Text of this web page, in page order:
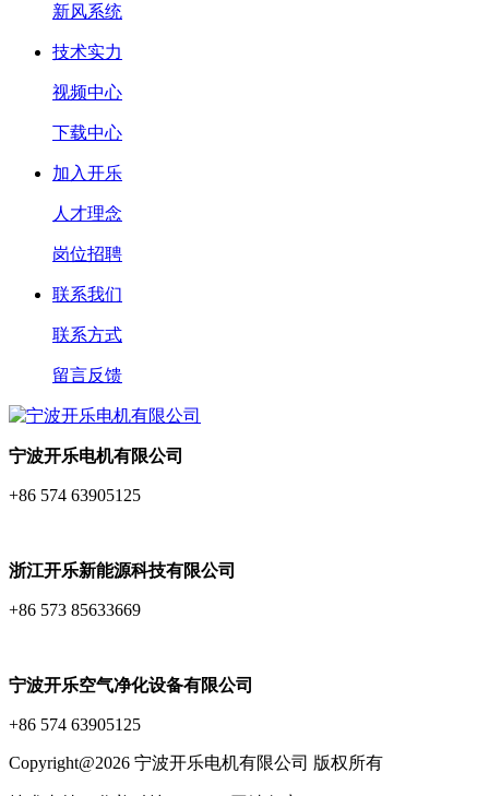
新风系统
技术实力
视频中心
下载中心
加入开乐
人才理念
岗位招聘
联系我们
联系方式
留言反馈
宁波开乐电机有限公司
+86 574 63905125
浙江开乐新能源科技有限公司
+86 573 85633669
宁波开乐空气净化设备有限公司
+86 574 63905125
Copyright@2026 宁波开乐电机有限公司 版权所有